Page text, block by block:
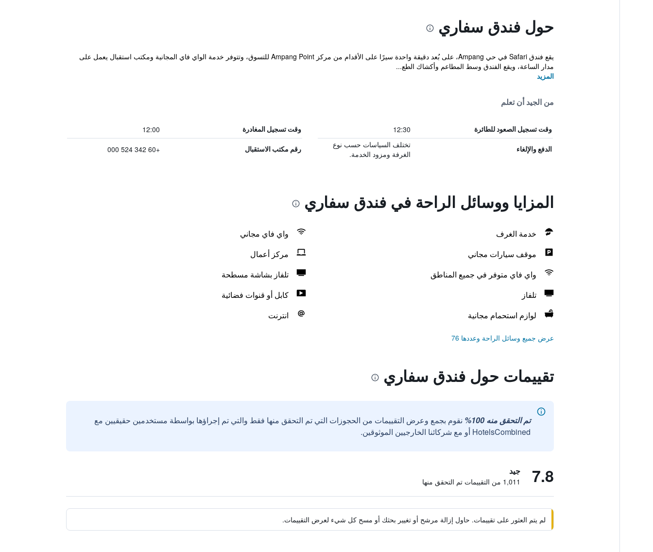
حول فندق سفاري
يقع فندق Safari في حي Ampang، على بُعد دقيقة واحدة سيرًا على الأقدام من مركز Ampang Point للتسوق، وتتوفر خدمة الواي فاي المجانية ومكتب استقبال يعمل على
مدار الساعة، ويقع الفندق وسط المطاعم وأكشاك الطع...
المزيد
من الجيد أن تعلم
وقت تسجيل الصعود للطائرة 12:30 وقت تسجيل المغادرة 12:00
الدفع والإلغاء
تختلف السياسات حسب نوع
الغرفة ومزود الخدمة.
رقم مكتب الاستقبال +60 342 524 000
المزايا ووسائل الراحة في فندق سفاري
خدمة الغرف
واي فاي مجاني
موقف سيارات مجاني
مركز أعمال
واي فاي متوفر في جميع المناطق
تلفاز بشاشة مسطحة
تلفاز
كابل أو قنوات فضائية
لوازم استحمام مجانية
انترنت
عرض جميع وسائل الراحة وعددها 76
تقييمات حول فندق سفاري
تم التحقق منه 100%
نقوم بجمع وعرض التقييمات من الحجوزات التي تم التحقق منها فقط والتي تم إجراؤها بواسطة مستخدمين حقيقيين مع
HotelsCombined أو مع شركائنا الخارجيين الموثوقين.
7.8 جيد
1,011 من التقييمات تم التحقق منها
لم يتم العثور على تقييمات. حاول إزالة مرشح أو تغيير بحثك أو مسح كل شيء لعرض التقييمات.